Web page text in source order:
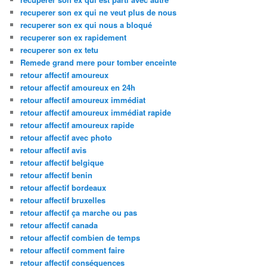
recuperer son ex qui ne veut plus de nous
recuperer son ex qui nous a bloqué
recuperer son ex rapidement
recuperer son ex tetu
Remede grand mere pour tomber enceinte
retour affectif amoureux
retour affectif amoureux en 24h
retour affectif amoureux immédiat
retour affectif amoureux immédiat rapide
retour affectif amoureux rapide
retour affectif avec photo
retour affectif avis
retour affectif belgique
retour affectif benin
retour affectif bordeaux
retour affectif bruxelles
retour affectif ça marche ou pas
retour affectif canada
retour affectif combien de temps
retour affectif comment faire
retour affectif conséquences